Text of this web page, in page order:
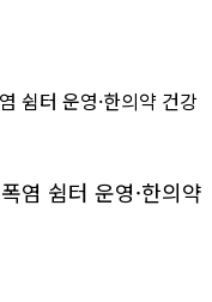
염 쉼터 운영·한의약